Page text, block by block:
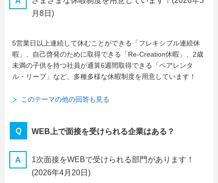
月8日)
5営業日以上連続して休むことができる「フレキシブル連続休
暇」、自己啓発のために取得できる「Re-Creation休暇」、2歳
未満の子供を持つ社員が通算6週間取得できる「ペアレンタ
ル・リーブ」など、多種多様な休暇制度を用意しています！
このテーマの他の回答も見る
WEB上で面接を受けられる企業はある？
1次面接をWEBで受けられる部門があります！
(2026年4月20日)